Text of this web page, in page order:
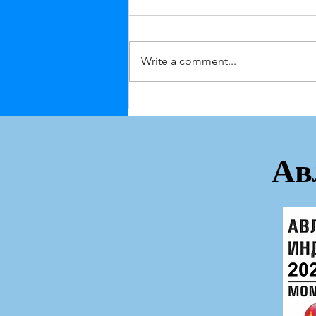
гарлаа!
Write a comment...